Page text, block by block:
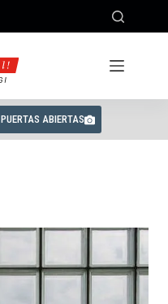
PUERTAS ABIERTAS